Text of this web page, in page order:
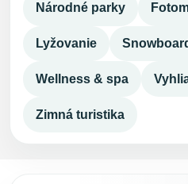
Národné parky
Lyžovanie
Wellness & spa
Zimná turistika